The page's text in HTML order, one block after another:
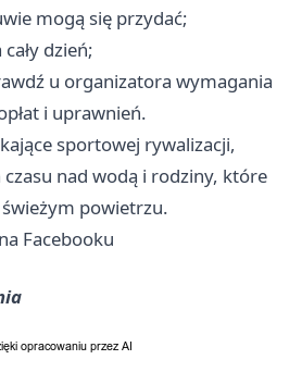
mogą się przydać;
dzień;
u organizatora wymagania
i uprawnień.
sportowej rywalizacji,
nad wodą i rodziny, które
powietrzu.
Facebooku